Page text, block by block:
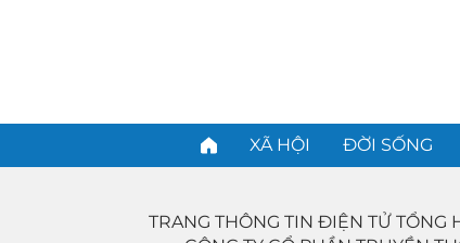
XÃ HỘI ĐỜI SỐNG
TRANG THÔNG TIN ĐIỆN TỬ TỔNG